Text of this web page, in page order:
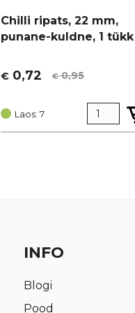
Chilli ripats, 22 mm,
punane-kuldne, 1 tükk
€0,95
Algne
oli:
€ 0,95.
€ 0,72
Current
is:
€ 0,72.
Laos: 7
INFO
Blogi
Pood